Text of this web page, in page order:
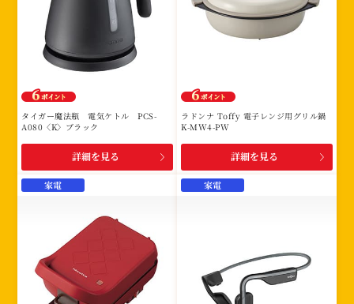
タイガー魔法瓶 電気ケトル PCS-
A080〈K〉ブラック
詳細を見る
ラドンナ Toffy 電子レンジ用グリル鍋
K-MW4-PW
詳細を見る
家電 家電